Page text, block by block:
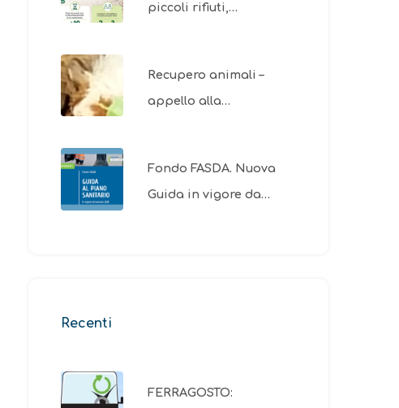
piccoli rifiuti,…
Recupero animali –
appello alla…
Fondo FASDA. Nuova
Guida in vigore da…
Recenti
FERRAGOSTO: